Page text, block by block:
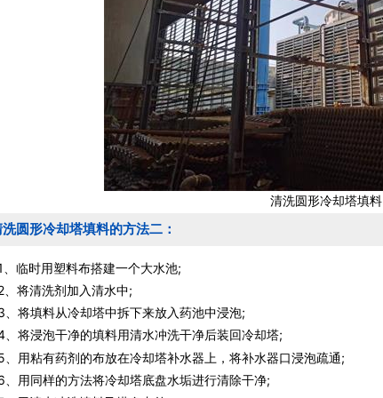
清洗圆形冷却塔填料
圆形冷却塔填料的方法二：
时用塑料布搭建一个大水池;
清洗剂加入清水中;
填料从冷却塔中拆下来放入药池中浸泡;
浸泡干净的填料用清水冲洗干净后装回冷却塔;
粘有药剂的布放在冷却塔补水器上，将补水器口浸泡疏通;
同样的方法将冷却塔底盘水垢进行清除干净;